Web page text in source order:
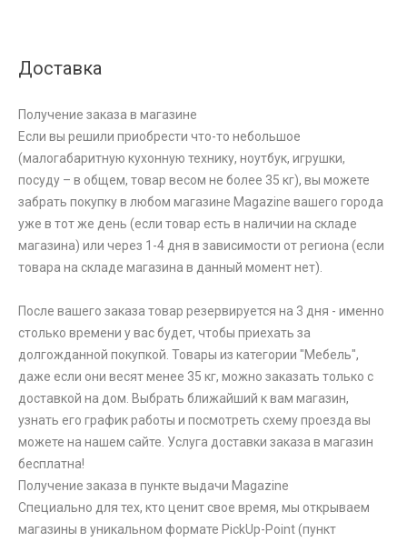
Доставка
Получение заказа в магазине
Если вы решили приобрести что-то небольшое
(малогабаритную кухонную технику, ноутбук, игрушки,
посуду – в общем, товар весом не более 35 кг), вы можете
забрать покупку в любом магазине Magazine вашего города
уже в тот же день (если товар есть в наличии на складе
магазина) или через 1-4 дня в зависимости от региона (если
товара на складе магазина в данный момент нет).
После вашего заказа товар резервируется на 3 дня - именно
столько времени у вас будет, чтобы приехать за
долгожданной покупкой. Товары из категории "Мебель",
даже если они весят менее 35 кг, можно заказать только с
доставкой на дом. Выбрать ближайший к вам магазин,
узнать его график работы и посмотреть схему проезда вы
можете на нашем сайте. Услуга доставки заказа в магазин
бесплатна!
Получение заказа в пункте выдачи Magazine
Специально для тех, кто ценит свое время, мы открываем
магазины в уникальном формате PickUp-Point (пункт